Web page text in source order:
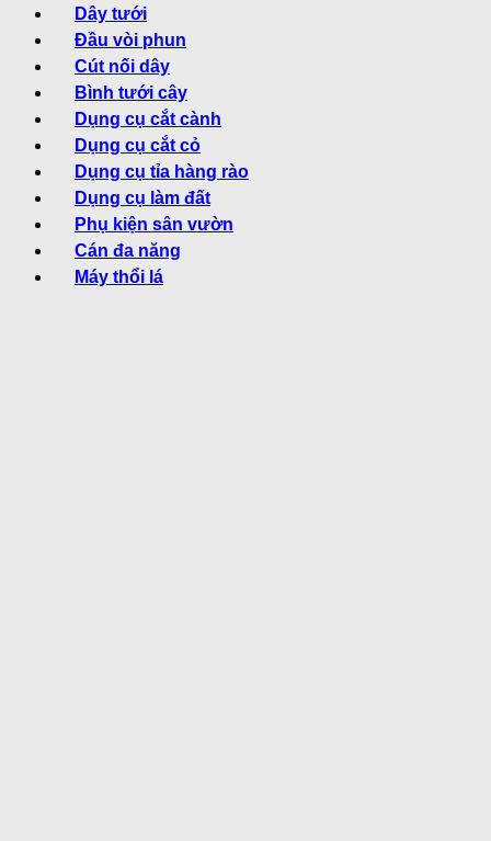
Dây tưới
Đầu vòi phun
Cút nối dây
Bình tưới cây
Dụng cụ cắt cành
Dụng cụ cắt cỏ
Dụng cụ tỉa hàng rào
Dụng cụ làm đất
Phụ kiện sân vườn
Cán đa năng
Máy thổi lá